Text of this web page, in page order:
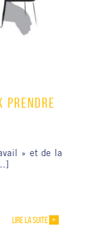
PRENDRE
» et de la
LIRE LA SUITE